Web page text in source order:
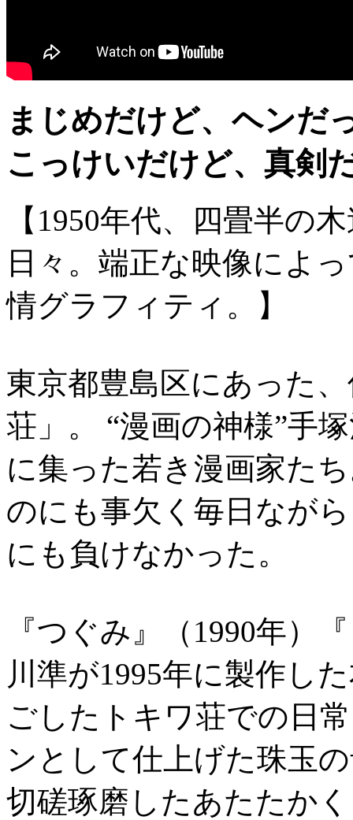
まじめだけど、ヘンだ
こっけいだけど、真剣
【1950年代、四畳半の
日々。端正な映像によ
情グラフィティ。】
東京都豊島区にあった
荘」。 “漫画の神様”手
に集った若き漫画家た
のにも事欠く毎日なが
にも負けなかった。
『つぐみ』（1990年）
川準が1995年に製作し
ごしたトキワ荘での日
ンとして仕上げた珠玉
切磋琢磨したあたたか